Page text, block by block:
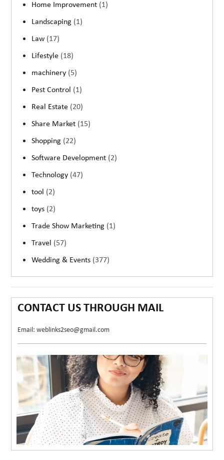
Home Improvement (1)
Landscaping (1)
Law (17)
Lifestyle (18)
machinery (5)
Pest Control (1)
Real Estate (20)
Share Market (15)
Shopping (22)
Software Development (2)
Technology (47)
tool (2)
toys (2)
Trade Show Marketing (1)
Travel (57)
Wedding & Events (377)
CONTACT US THROUGH MAIL
Email: weblinks2seo@gmail.com